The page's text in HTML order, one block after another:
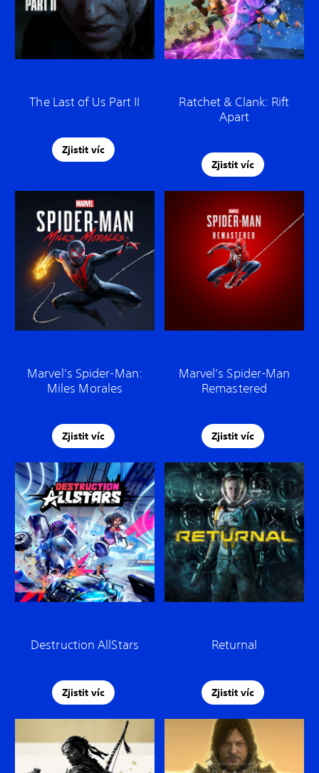
The Last of Us Part II
Zjistit víc
Ratchet & Clank: Rift
Apart
Zjistit víc
Marvel's Spider-Man:
Miles Morales
Zjistit víc
Marvel's Spider-Man
Remastered
Zjistit víc
Destruction AllStars
Zjistit víc
Returnal
Zjistit víc